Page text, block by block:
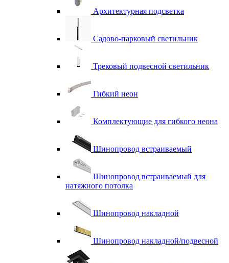
Архитектурная подсветка
Садово-парковый светильник
Трековый подвесной светильник
Гибкий неон
Комплектующие для гибкого неона
Шинопровод встраиваемый
Шинопровод встраиваемый для
натяжного потолка
Шинопровод накладной
Шинопровод накладной/подвесной